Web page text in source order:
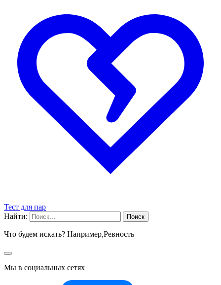
Тест для пар
Найти:
Что будем искать? Например,Ревность
Мы в социальных сетях